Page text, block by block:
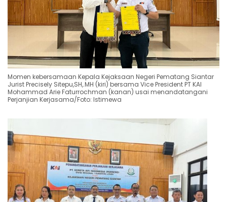
Momen kebersamaan Kepala Kejaksaan Negeri Pematang Siantar
Jurist Precisely Sitepu,SH,.MH (kiri) bersama Vice President PT KAI
Mohammad Arie Faturrochman (kanan) usai menandatangani
Perjanjian Kerjasama/Foto: Istimewa